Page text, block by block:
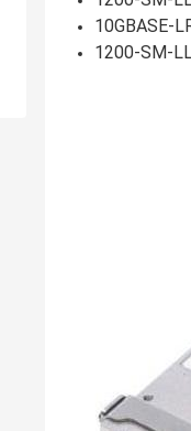
10GBASE-
1200-SM-